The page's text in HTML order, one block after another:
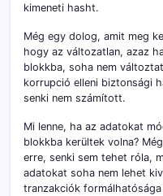
kimeneti hasht.
Még egy dolog, amit meg
hogy az változatlan, azaz
blokkba, soha nem
korrupció elleni biztonsági
senki nem számított.
Mi lenne, ha az adatokat
blokkba kerültek volna?
erre, senki sem tehet róla,
adatokat soha nem lehet
tranzakciók